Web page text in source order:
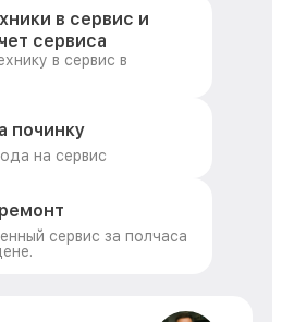
в сервис и
сервиса
в сервис в
починку
на сервис
сервис за полчаса